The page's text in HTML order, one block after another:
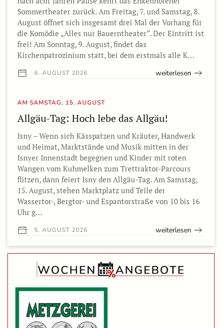
Sommertheater zurück. Am Freitag, 7. und Samstag, 8.
August öffnet sich insgesamt drei Mal der Vorhang für
die Komödie „Alles nur Bauerntheater“. Der Eintritt ist
frei! Am Sonntag, 9. August, findet das
Kirchenpatrozinium statt, bei dem erstmals alle K…
6. AUGUST 2026 weiterlesen
AM SAMSTAG, 15. AUGUST
Allgäu-Tag: Hoch lebe das Allgäu!
Isny – Wenn sich Kässpatzen und Kräuter, Handwerk
und Heimat, Marktstände und Musik mitten in der
Isnyer Innenstadt begegnen und Kinder mit roten
Wangen vom Kuhmelken zum Trettraktor-Parcours
flitzen, dann feiert Isny den Allgäu-Tag. Am Samstag,
15. August, stehen Marktplatz und Teile der
Wassertor-, Bergtor- und Espantorstraße von 10 bis 16
Uhr g…
5. AUGUST 2026 weiterlesen